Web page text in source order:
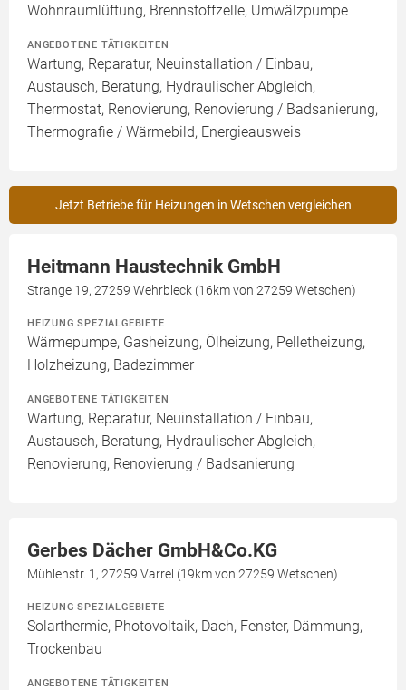
Wohnraumlüftung, Brennstoffzelle, Umwälzpumpe
ANGEBOTENE TÄTIGKEITEN
Wartung, Reparatur, Neuinstallation / Einbau,
Austausch, Beratung, Hydraulischer Abgleich,
Thermostat, Renovierung, Renovierung / Badsanierung,
Thermografie / Wärmebild, Energieausweis
Jetzt Betriebe für Heizungen in Wetschen vergleichen
Heitmann Haustechnik GmbH
Strange 19, 27259 Wehrbleck (16km von 27259 Wetschen)
HEIZUNG SPEZIALGEBIETE
Wärmepumpe, Gasheizung, Ölheizung, Pelletheizung,
Holzheizung, Badezimmer
ANGEBOTENE TÄTIGKEITEN
Wartung, Reparatur, Neuinstallation / Einbau,
Austausch, Beratung, Hydraulischer Abgleich,
Renovierung, Renovierung / Badsanierung
Gerbes Dächer GmbH&Co.KG
Mühlenstr. 1, 27259 Varrel (19km von 27259 Wetschen)
HEIZUNG SPEZIALGEBIETE
Solarthermie, Photovoltaik, Dach, Fenster, Dämmung,
Trockenbau
ANGEBOTENE TÄTIGKEITEN